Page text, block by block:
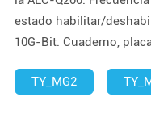
estado habilitar/
10G-Bit. Cuaderno,
TY_MG2